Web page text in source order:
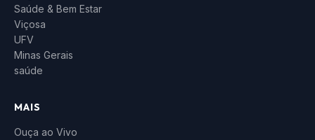
Saúde & Bem Estar
Viçosa
UFV
Minas Gerais
saúde
MAIS
Ouça ao Vivo